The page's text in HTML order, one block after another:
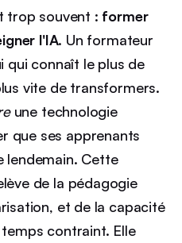
trop souvent : former
l'IA. Un formateur
qui connaît le plus de
vite de transformers.
une technologie
que ses apprenants
lendemain. Cette
de la pédagogie
et de la capacité
contraint. Elle